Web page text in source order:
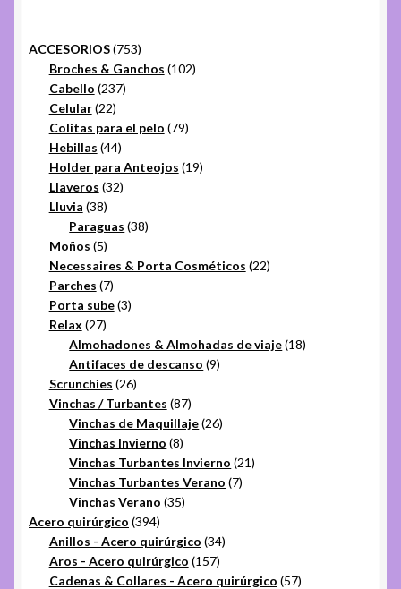
ACCESORIOS 753753
productos
Broches & Ganchos 102102
Cabello 237237
Celular 2222
productos
Colitas para el pelo 7979
Hebillas 4444
productos
Holder para Anteojos 1919
Llaveros 3232
Lluvia 3838
productos
Paraguas 3838
Moños 55
productos
Necessaires & Porta Cosméticos 2222
Parches 77
productos
Porta sube 33
Relax 2727
productos
Almohadones & Almohadas de viaje 1818
Antifaces de descanso 99
Scrunchies 2626
productos
Vinchas / Turbantes 8787
productos
Vinchas de Maquillaje 2626
Vinchas Invierno 88
productos
Vinchas Turbantes Invierno 2121
Vinchas Turbantes Verano 77
Vinchas Verano 3535
Acero quirúrgico 394394
productos
Anillos - Acero quirúrgico 3434
Aros - Acero quirúrgico 157157
productos
Cadenas & Collares - Acero quirúrgico 5757